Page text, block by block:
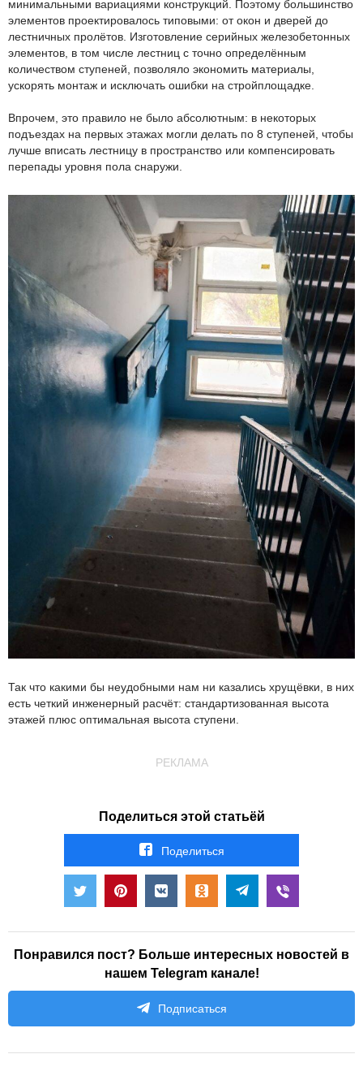
минимальными вариациями конструкций. Поэтому большинство
элементов проектировалось типовыми: от окон и дверей до
лестничных пролётов. Изготовление серийных железобетонных
элементов, в том числе лестниц с точно определённым
количеством ступеней, позволяло экономить материалы,
ускорять монтаж и исключать ошибки на стройплощадке.
Впрочем, это правило не было абсолютным: в некоторых
подъездах на первых этажах могли делать по 8 ступеней, чтобы
лучше вписать лестницу в пространство или компенсировать
перепады уровня пола снаружи.
Так что какими бы неудобными нам ни казались хрущёвки, в них
есть четкий инженерный расчёт: стандартизованная высота
этажей плюс оптимальная высота ступени.
РЕКЛАМА
Поделиться этой статьёй
Поделиться
Понравился пост? Больше интересных новостей в
нашем Telegram канале!
Подписаться